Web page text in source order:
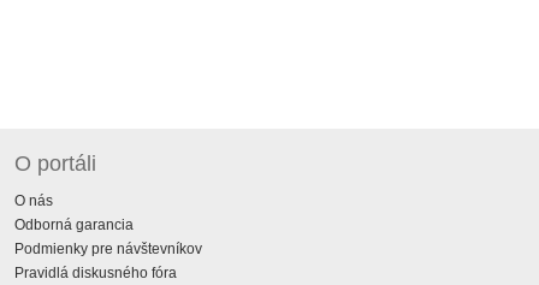
O portáli
O nás
Odborná garancia
Podmienky pre návštevníkov
Pravidlá diskusného fóra